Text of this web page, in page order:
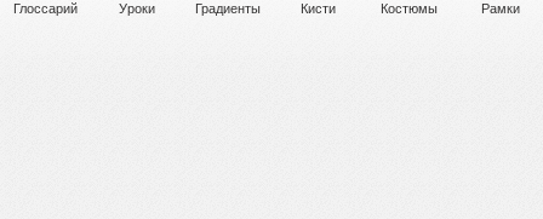
Глоссарий Уроки Градиенты Кисти Костюмы Рамки